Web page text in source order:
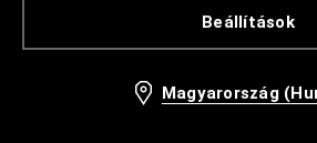
Beállítások
Magyarország